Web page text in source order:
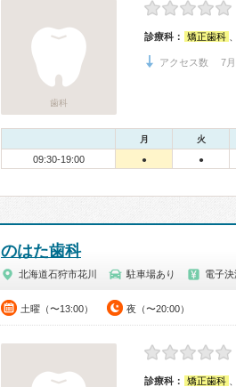
歯科
診療科： 矯正歯科
アクセス数 7月
月 火
09:30-19:00 ● ●
のはた歯科
北海道石狩市花川 駐車場あり 電子
土曜（〜13:00） 夜（〜20:00）
診療科： 矯正歯科